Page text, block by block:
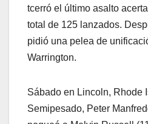
tcerró el último asalto
total de 125 lanzados.
pidió una pelea de
Warrington.
Sábado en Lincoln, Rhode
Semipesado, Peter